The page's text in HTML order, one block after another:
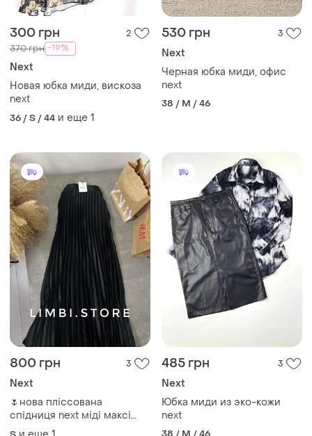
300 грн 2
370 грн -19%
Next
Новая юбка миди, вискоза
next
36 / S / 44 и еще 1
530 грн 3
Next
Черная юбка миди, офис
next
38 / M / 46
800 грн 3
Next
🌷нова пліссована
спідниця next міді максі
юбка плиссированная миди
485 грн 3
Next
Юбка миди из эко-кожи
next